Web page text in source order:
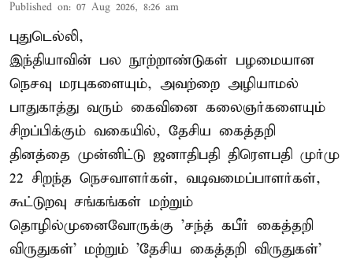
Published on: 07 Aug 2026, 8:26 am
புதுடெல்லி,
இந்தியாவின் பல நூற்றாண்டுகள் பழமையான
நெசவு மரபுகளையும், அவற்றை அழியாமல்
பாதுகாத்து வரும் கைவினை கலைஞர்களையும்
சிறப்பிக்கும் வகையில், தேசிய கைத்தறி
தினத்தை முன்னிட்டு ஜனாதிபதி திரௌபதி முர்மு
22 சிறந்த நெசவாளர்கள், வடிவமைப்பாளர்கள்,
கூட்டுறவு சங்கங்கள் மற்றும்
தொழில்முனைவோருக்கு 'சந்த் கபீர் கைத்தறி
விருதுகள்' மற்றும் 'தேசிய கைத்தறி விருதுகள்'